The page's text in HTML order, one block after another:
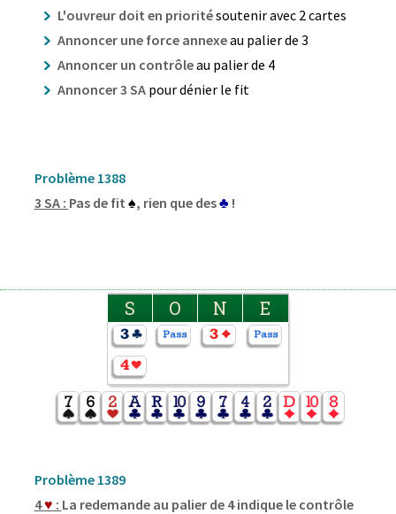
L'ouvreur doit en prioritésoutenir avec 2 cartes
Annoncer une force annexeau palier de 3
Annoncer un contrôleau palier de 4
Annoncer 3 SA pour dénier le fit
Problème 1388
3 SA : Pas de fit ♠, rien que des♣ !
S O N E
Problème 1389
4♥ : La redemande au palier de 4 indique le contrôle